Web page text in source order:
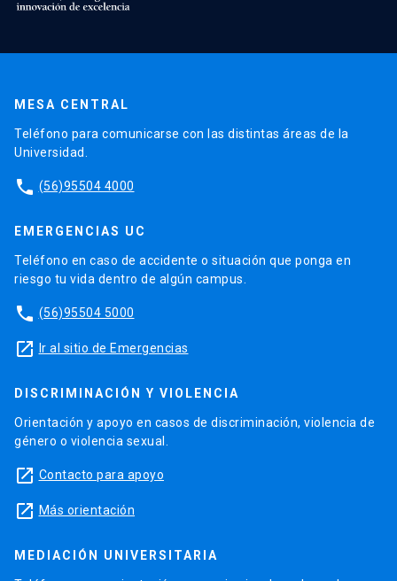
MESA CENTRAL
Teléfono para comunicarse con las distintas áreas de la
Universidad.
phone (56)95504 4000
EMERGENCIAS UC
Teléfono en caso de accidente o situación que ponga en
riesgo tu vida dentro de algún campus.
phone (56)95504 5000
launch Ir al sitio de Emergencias
DISCRIMINACIÓN Y VIOLENCIA
Orientación y apoyo en casos de discriminación, violencia de
género o violencia sexual.
launch Contacto para apoyo
launch Más orientación
MEDIACIÓN UNIVERSITARIA